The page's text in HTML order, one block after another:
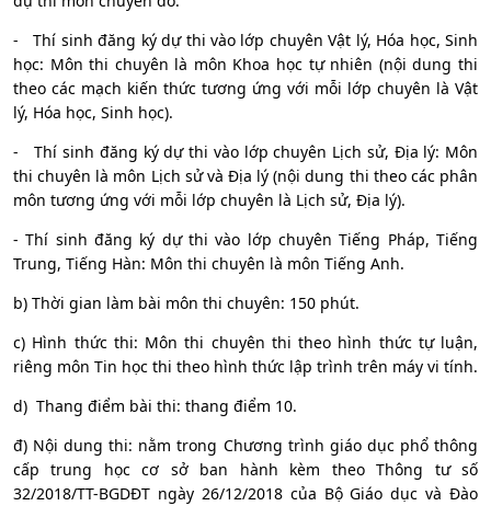
-Thí sinh đăng ký dự thi vào lớp chuyên Vật lý, Hóa học, Sinh
học: Môn thi chuyên là môn Khoa học tự nhiên (nội dung thi
theo các mạch kiến thức tương ứng với mỗi lớp chuyên là Vật
lý, Hóa học, Sinh học).
-Thí sinh đăng ký dự thi vào lớp chuyên Lịch sử, Địa lý: Môn
thi chuyên là môn Lịch sử và Địa lý (nội dung thi theo các phân
môn tương ứng với mỗi lớp chuyên là Lịch sử, Địa lý).
- Thí sinh đăng ký dự thi vào lớp chuyên Tiếng Pháp, Tiếng
Trung, Tiếng Hàn: Môn thi chuyên là môn Tiếng Anh.
b) Thời gian làm bài môn thi chuyên: 150 phút.
c) Hình thức thi: Môn thi chuyên thi theo hình thức tự luận,
riêng môn Tin học thi theo hình thức lập trình trên máy vi tính.
d) Thang điểm bài thi: thang điểm 10.
đ) Nội dung thi: nằm trong Chương trình giáo dục phổ thông
cấp trung học cơ sở ban hành kèm theo Thông tư số
32/2018/TT-BGDĐT ngày 26/12/2018 của Bộ Giáo dục và Đào